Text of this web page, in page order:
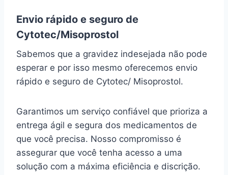
Envio rápido e seguro de
Cytotec/Misoprostol
Sabemos que a gravidez indesejada não pode
esperar e por isso mesmo oferecemos envio
rápido e seguro de Cytotec/ Misoprostol.
Garantimos um serviço confiável que prioriza a
entrega ágil e segura dos medicamentos de
que você precisa. Nosso compromisso é
assegurar que você tenha acesso a uma
solução com a máxima eficiência e discrição.